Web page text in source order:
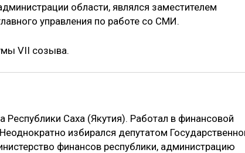
области, являлся заместителем
управления по работе со СМИ.
VII созыва.
Республики Саха (Якутия). Работал в финансовой
избирался депутатом
финансов республики, администрацию